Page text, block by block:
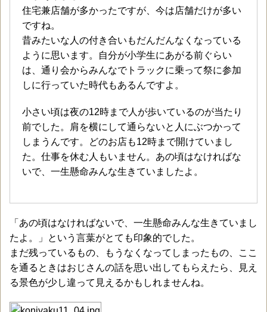
住宅兼店舗が多かったですが、今は店舗だけが多い
ですね。
昔みたいな人の付き合いもだんだんなくなっている
ように思います。自分が小学生にあがる前ぐらい
は、通り会からみんなでトラックに乗って祭に参加
しに行っていた時代もあるんですよ。
小さい頃は夜の12時まで人が歩いているのが当たり
前でした。肩を横にして通らないと人にぶつかって
しまうんです。どのお店も12時まで開けていまし
た。仕事を休む人もいません。あの頃はなければな
いで、一生懸命みんな生きていましたよ。
「あの頃はなければないで、一生懸命みんな生きていまし
たよ。」という言葉がとても印象的でした。
まだ残っているもの、もうなくなってしまったもの、ここ
を通るときはおじさんの話を思い出してもらえたら、見え
る景色が少し違って見えるかもしれませんね。